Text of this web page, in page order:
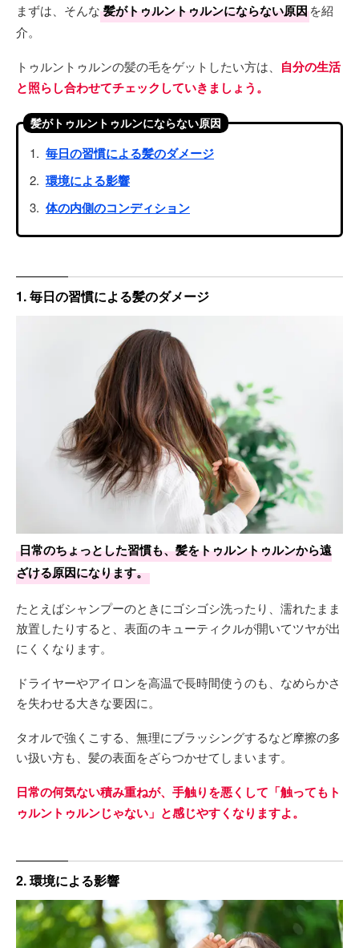
まずは、そんな 髪がトゥルントゥルンにならない原因を紹
介。
トゥルントゥルンの髪の毛をゲットしたい方は、 自分の生活
と照らし合わせてチェックしていきましょう。
髪がトゥルントゥルンにならない原因
毎日の習慣による髪のダメージ
環境による影響
体の内側のコンディション
1. 毎日の習慣による髪のダメージ
日常のちょっとした習慣も、髪をトゥルントゥルンから遠
ざける原因になります。
たとえばシャンプーのときにゴシゴシ洗ったり、濡れたまま
放置したりすると、表面のキューティクルが開いてツヤが出
にくくなります。
ドライヤーやアイロンを高温で長時間使うのも、なめらかさ
を失わせる大きな要因に。
タオルで強くこする、無理にブラッシングするなど摩擦の多
い扱い方も、髪の表面をざらつかせてしまいます。
日常の何気ない積み重ねが、手触りを悪くして「触ってもト
ゥルントゥルンじゃない」と感じやすくなりますよ。
2. 環境による影響